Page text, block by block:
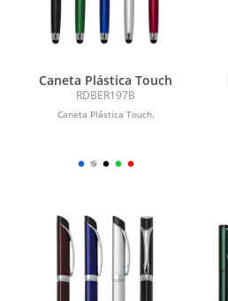
Caneta Plástica Touch
RDBER197B
Caneta Plástica Touch.